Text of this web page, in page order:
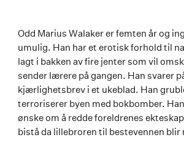
Odd Marius Walaker er femten år og
umulig. Han har et erotisk forhold til
lagt i bakken av fire jenter som vil
sender lærere på gangen. Han svarer
kjærlighetsbrev i et ukeblad. Han
terroriserer byen med bokbomber.
ønske om å redde foreldrenes
bistå da lillebroren til bestevennen blir